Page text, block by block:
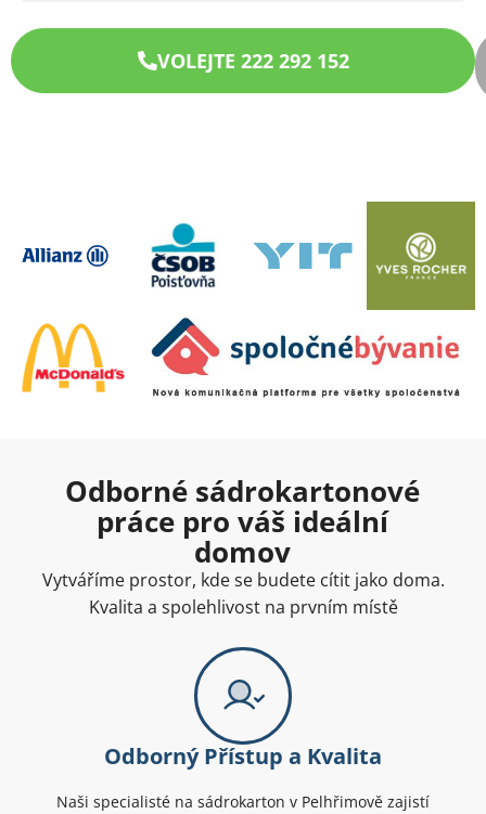
VOLEJTE 222 292 152
Odborné sádrokartonové
práce pro váš ideální
domov
Vytváříme prostor, kde se budete cítit jako doma.
Kvalita a spolehlivost na prvním místě
Odborný Přístup a Kvalita
Naši specialisté na sádrokarton v Pelhřimově zajistí